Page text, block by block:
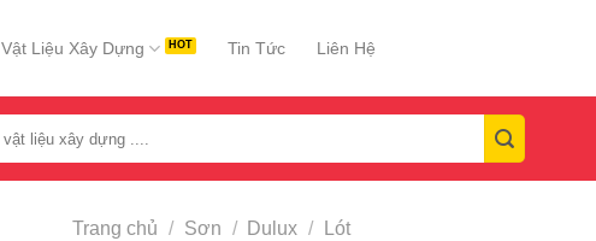
Vật Liệu Xây Dựng Tin Tức Liên Hệ
Trang chủ / Sơn / Dulux / Lót